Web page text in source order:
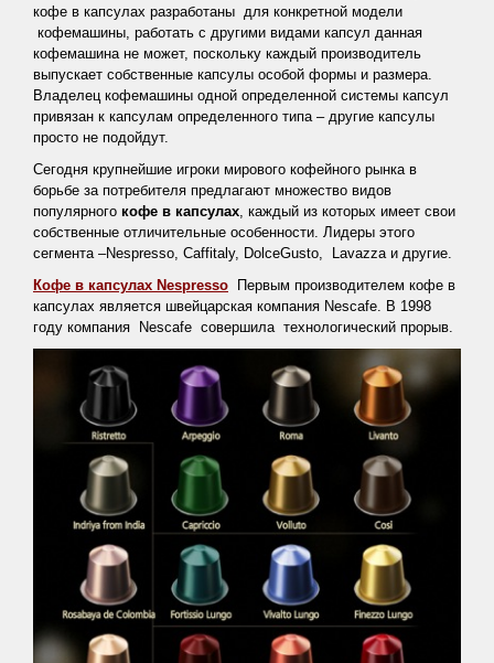
информация
Статьи
о
воде
Карта
сайта
кофе в капсулах разработаны для конкретной модели
кофемашины, работать с другими видами капсул данная
кофемашина не может, поскольку каждый производитель
выпускает собственные капсулы особой формы и размера.
Владелец кофемашины одной определенной системы капсул
привязан к капсулам определенного типа – другие капсулы
просто не подойдут.
Сегодня крупнейшие игроки мирового кофейного рынка в
борьбе за потребителя предлагают множество видов
популярного кофе в капсулах, каждый из которых имеет свои
собственные отличительные особенности. Лидеры этого
сегмента –Nespresso, Caffitaly, DolceGusto, Lavazza и другие.
Кофе в капсулах Nespresso
Первым производителем кофе в
капсулах является швейцарская компания Nescafe. В 1998
году компания Nescafe совершила технологический прорыв.